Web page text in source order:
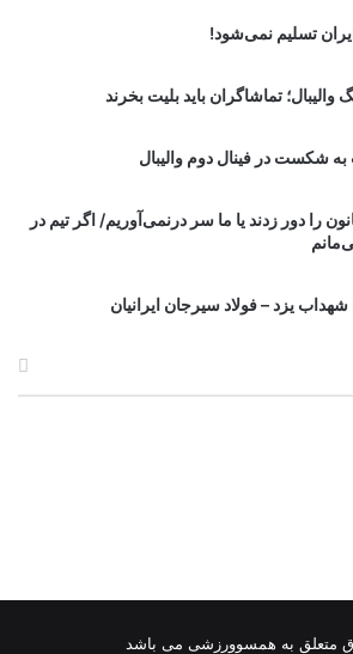
ایران تسلیم نمی‌شود!
تماشاگران باید بلیت بخرند
شکست در فینال دوم والیبال
را دور زدند یا ما سر درنمی‌آوریم/ اگر تیم در
شهداب یزد – فولاد سیرجان ایرانیان
متعلق به همسوورزشی می باشد